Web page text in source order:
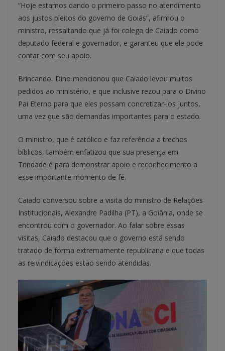
“Hoje estamos dando o primeiro passo no atendimento
aos justos pleitos do governo de Goiás”, afirmou o
ministro, ressaltando que já foi colega de Caiado como
deputado federal e governador, e garanteu que ele pode
contar com seu apoio.
Brincando, Dino mencionou que Caiado levou muitos
pedidos ao ministério, e que inclusive rezou para o Divino
Pai Eterno para que eles possam concretizar-los juntos,
uma vez que são demandas importantes para o estado.
O ministro, que é católico e faz referência a trechos
bíblicos, também enfatizou que sua presença em
Trindade é para demonstrar apoio e reconhecimento a
esse importante momento de fé.
Caiado conversou sobre a visita do ministro de Relações
Institucionais, Alexandre Padilha (PT), a Goiânia, onde se
encontrou com o governador. Ao falar sobre essas
visitas, Caiado destacou que o governo está sendo
tratado de forma extremamente republicana e que todas
as reivindicações estão sendo atendidas.